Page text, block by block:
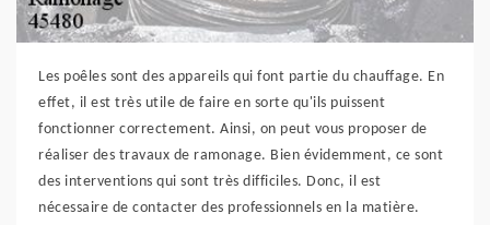
Les poêles sont des appareils qui font partie du chauffage. En
effet, il est très utile de faire en sorte qu'ils puissent
fonctionner correctement. Ainsi, on peut vous proposer de
réaliser des travaux de ramonage. Bien évidemment, ce sont
des interventions qui sont très difficiles. Donc, il est
nécessaire de contacter des professionnels en la matière.